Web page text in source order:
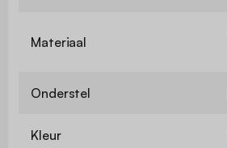
Materiaal
Onderstel
Kleur